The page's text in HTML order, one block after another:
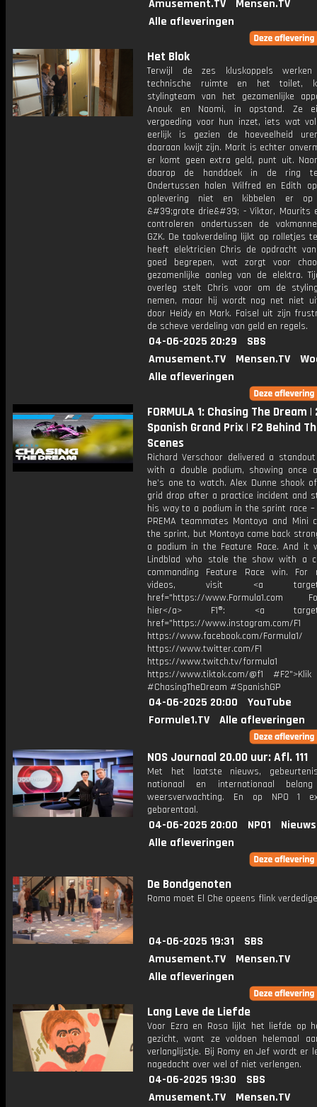
Amusement.TV
Mensen.TV
Alle afleveringen
Het Blok
Terwijl de zes kluskoppels
technische ruimte en het toilet,
stylingteam van het gezamenlijke
Anouk en Naomi, in opstand. Ze
vergoeding voor hun inzet, iets wat
eerlijk is gezien de hoeveelheid
daaraan kwijt zijn. Marit is echter
er komt geen extra geld, punt uit.
daarop de handdoek in de ring
Ondertussen halen Wilfred en Edith
oplevering niet en kibbelen er
&#39;grote drie&#39; - Viktor, Maurits
controleren ondertussen de
GZK. De taakverdeling lijkt op rolletjes
heeft elektricien Chris de opdracht
goed begrepen, wat zorgt voor
gezamenlijke aanleg van de elektra.
overleg stelt Chris voor om de
nemen, maar hij wordt nog net niet
door Heidy en Mark. Faisel uit zijn
de scheve verdeling van geld en regels.
04-06-2025 20:29
SBS
Amusement.TV
Mensen.TV
Alle afleveringen
FORMULA 1: Chasing The Dream
Spanish Grand Prix | F2 Behind
Scenes
Richard Verschoor delivered a
with a double podium, showing once
he’s one to watch. Alex Dunne shook
grid drop after a practice incident and
his way to a podium in the sprint race
PREMA teammates Montoya and Mini
the sprint, but Montoya came back
a podium in the Feature Race. And it
Lindblad who stole the show with a
commanding Feature Race win. For
videos, visit <a
href="https://www.Formula1.com
hier</a> F1®: <a
href="https://www.instagram.com/F1
https://www.facebook.com/Formula1/
https://www.twitter.com/F1
https://www.twitch.tv/formula1
https://www.tiktok.com/@f1
#ChasingTheDream #SpanishGP
04-06-2025 20:00
YouTube
Formule1.TV
Alle afleveringen
NOS Journaal 20.00 uur: Afl. 111
Met het laatste nieuws,
nationaal en internationaal
weersverwachting. En op NPO 1
gebarentaal.
04-06-2025 20:00 NPO1
Alle afleveringen
De Bondgenoten
Roma moet El Che opeens flink
04-06-2025 19:31
SBS
Amusement.TV
Mensen.TV
Alle afleveringen
Lang Leve de Liefde
Voor Ezra en Rosa lijkt het liefde op
gezicht, want ze voldoen helemaal
verlanglijstje. Bij Romy en Jef wordt er
nagedacht over wel of niet verlengen.
04-06-2025 19:30
SBS
Amusement.TV
Mensen.TV